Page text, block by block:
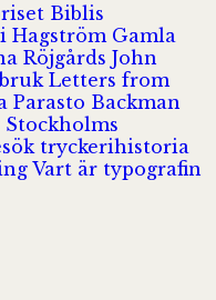
Biblis
Hagström Gamla
Röjgårds John
Letters from
Parasto Backman
Stockholms
tryckerihistoria
Vart är typografin